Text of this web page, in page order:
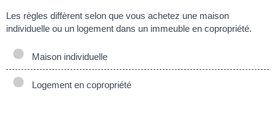
Les règles diffèrent selon que vous achetez une maison
individuelle ou un logement dans un immeuble en copropriété.
Maison individuelle
Logement en copropriété